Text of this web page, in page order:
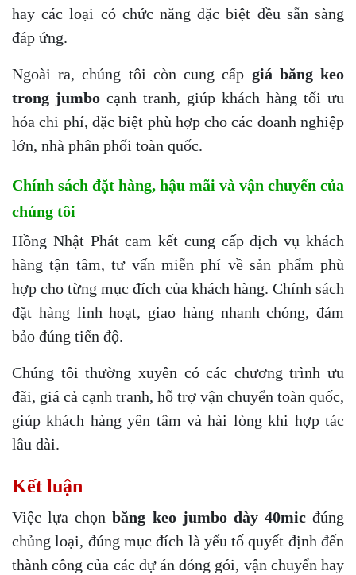
hay các loại có chức năng đặc biệt đều sẵn sàng
đáp ứng.
Ngoài ra, chúng tôi còn cung cấp giá băng keo
trong jumbo cạnh tranh, giúp khách hàng tối ưu
hóa chi phí, đặc biệt phù hợp cho các doanh nghiệp
lớn, nhà phân phối toàn quốc.
Chính sách đặt hàng, hậu mãi và vận chuyển của
chúng tôi
Hồng Nhật Phát cam kết cung cấp dịch vụ khách
hàng tận tâm, tư vấn miễn phí về sản phẩm phù
hợp cho từng mục đích của khách hàng. Chính sách
đặt hàng linh hoạt, giao hàng nhanh chóng, đảm
bảo đúng tiến độ.
Chúng tôi thường xuyên có các chương trình ưu
đãi, giá cả cạnh tranh, hỗ trợ vận chuyển toàn quốc,
giúp khách hàng yên tâm và hài lòng khi hợp tác
lâu dài.
Kết luận
Việc lựa chọnbăng keo jumbo dày 40micđúng
chủng loại, đúng mục đích là yếu tố quyết định đến
thành công của các dự án đóng gói, vận chuyển hay